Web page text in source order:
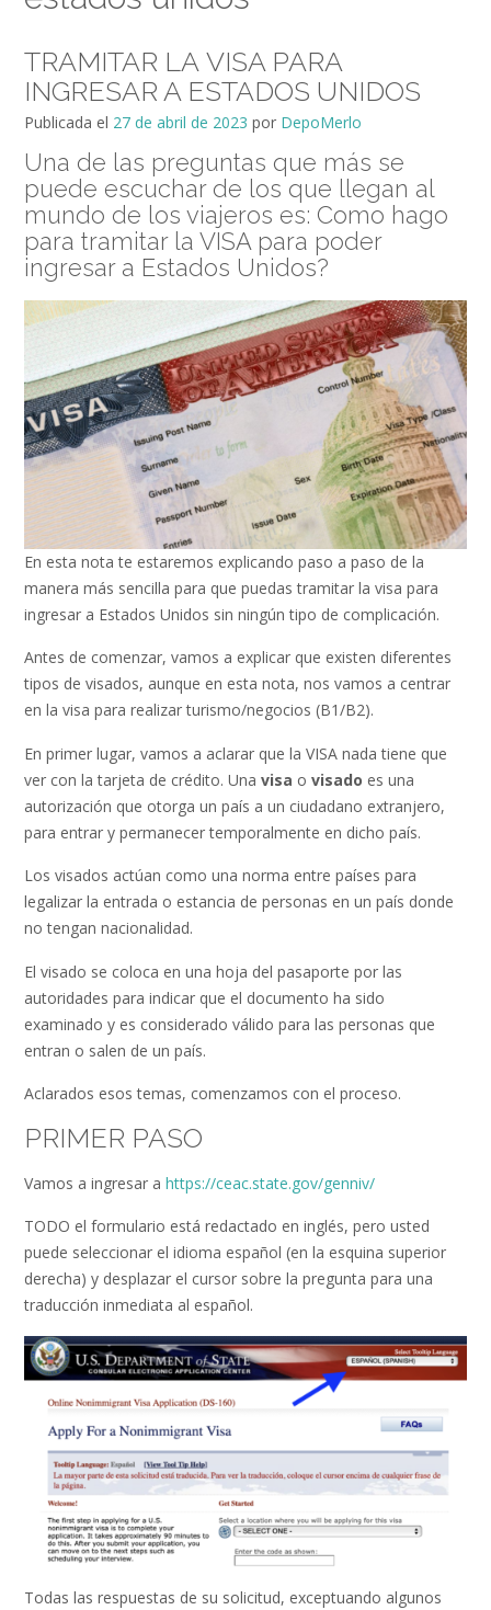
TRAMITAR LA VISA PARA
INGRESAR A ESTADOS UNIDOS
Publicada el 27 de abril de 2023 por DepoMerlo
Una de las preguntas que más se
puede escuchar de los que llegan al
mundo de los viajeros es: Como hago
para tramitar la VISA para poder
ingresar a Estados Unidos?
En esta nota te estaremos explicando paso a paso de la
manera más sencilla para que puedas tramitar la visa para
ingresar a Estados Unidos sin ningún tipo de complicación.
Antes de comenzar, vamos a explicar que existen diferentes
tipos de visados, aunque en esta nota, nos vamos a centrar
en la visa para realizar turismo/negocios (B1/B2).
En primer lugar, vamos a aclarar que la VISA nada tiene que
ver con la tarjeta de crédito. Una visa o visado es una
autorización que otorga un país a un ciudadano extranjero,
para entrar y permanecer temporalmente en dicho país.
Los visados actúan como una norma entre países para
legalizar la entrada o estancia de personas en un país donde
no tengan nacionalidad.
El visado se coloca en una hoja del pasaporte por las
autoridades para indicar que el documento ha sido
examinado y es considerado válido para las personas que
entran o salen de un país.
Aclarados esos temas, comenzamos con el proceso.
PRIMER PASO
Vamos a ingresar a https://ceac.state.gov/genniv/
TODO el formulario está redactado en inglés, pero usted
puede seleccionar el idioma español (en la esquina superior
derecha) y desplazar el cursor sobre la pregunta para una
traducción inmediata al español.
Todas las respuestas de su solicitud, exceptuando algunos